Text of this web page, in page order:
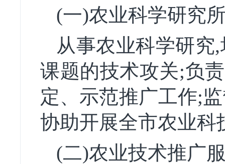
(一)农业科学研究
从事农业科学研究
课题的技术攻关;负
定、示范推广工作;
协助开展全市农业科
(二)农业技术推广